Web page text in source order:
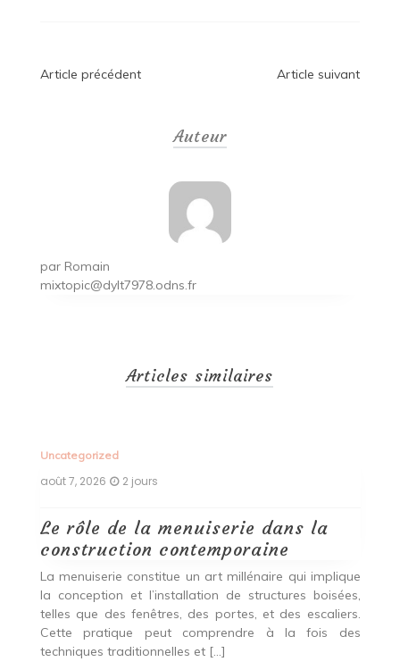
Navigation
Article précédent Article suivant
Auteur
par Romain
mixtopic@dylt7978.odns.fr
Articles similaires
Uncategorized
août 7, 2026 2 jours
Le rôle de la menuiserie dans la
construction contemporaine
La menuiserie constitue un art millénaire qui implique
la conception et l’installation de structures boisées,
telles que des fenêtres, des portes, et des escaliers.
Cette pratique peut comprendre à la fois des
techniques traditionnelles et […]